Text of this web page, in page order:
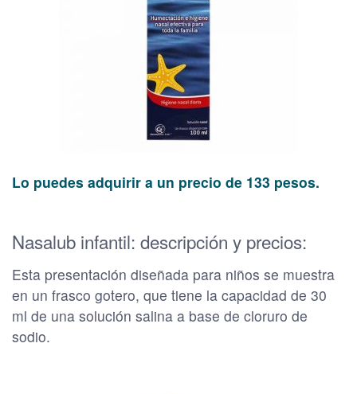
Lo puedes adquirir a un precio de 133 pesos.
Nasalub infantil: descripción y precios:
Esta presentación diseñada para niños se muestra
en un frasco gotero, que tiene la capacidad de 30
ml de una solución salina a base de cloruro de
sodio.